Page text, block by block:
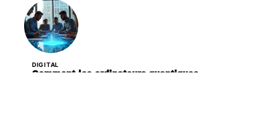
DIGITAL
Comment les ordinateurs quantiques